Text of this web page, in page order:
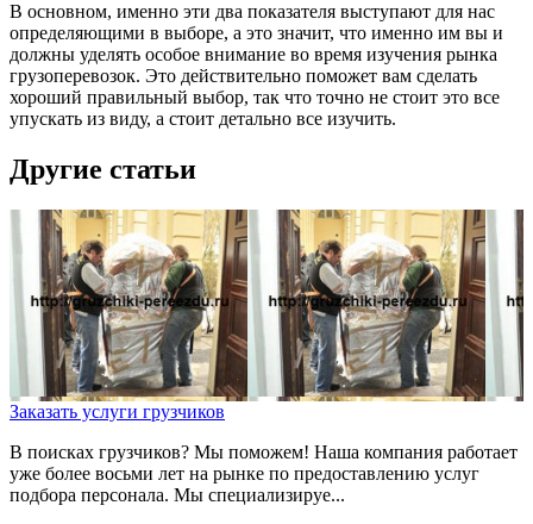
В основном, именно эти два показателя выступают для нас
определяющими в выборе, а это значит, что именно им вы и
должны уделять особое внимание во время изучения рынка
грузоперевозок. Это действительно поможет вам сделать
хороший правильный выбор, так что точно не стоит это все
упускать из виду, а стоит детально все изучить.
Другие статьи
Заказать услуги грузчиков
В поисках грузчиков? Мы поможем! Наша компания работает
уже более восьми лет на рынке по предоставлению услуг
подбора персонала. Мы специализируе...